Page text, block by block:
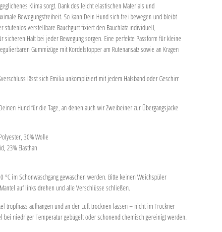
Klima sorgt. Dank des leicht elastischen Materials und
Bewegungsfreiheit. So kann Dein Hund sich frei bewegen und bleibt
stufenlos verstellbare Bauchgurt fixiert den Bauchlatz individuell,
sicheren Halt bei jeder Bewegung sorgen. Eine perfekte Passform für kleine
Gummizüge mit Kordelstopper am Rutenansatz sowie an Kragen
lässt sich Emilia unkompliziert mit jedem Halsband oder Geschirr
Hund für die Tage, an denen auch wir Zweibeiner zur Übergangsjacke
30% Wolle
23% Elasthan
°C im Schonwaschgang gewaschen werden. Bitte keinen Weichspüler
auf links drehen und alle Verschlüsse schließen.
tropfnass aufhängen und an der Luft trocknen lassen – nicht im Trockner
bei niedriger Temperatur gebügelt oder schonend chemisch gereinigt werden.